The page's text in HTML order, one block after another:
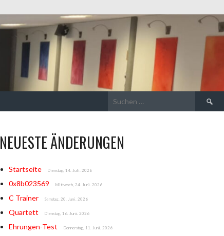
Suchen
nach:
NEUESTE ÄNDERUNGEN
Startseite Dienstag, 14. Juli. 2026
0x8b023569 Mittwoch, 24. Juni. 2026
C Trainer Samstag, 20. Juni. 2026
Quartett Dienstag, 16. Juni. 2026
Ehrungen-Test Donnerstag, 11. Juni. 2026